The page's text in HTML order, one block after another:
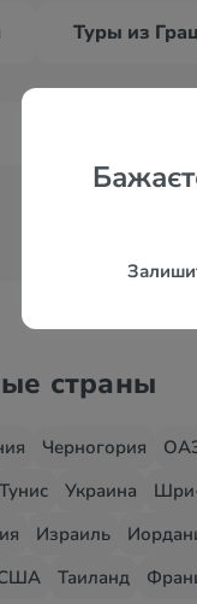
Туры из
страны
Черногория
Тунис Украина
Израиль
Таиланд